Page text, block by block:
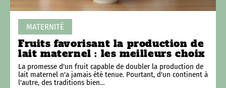
MATERNITÉ
Fruits favorisant la production de
lait maternel : les meilleurs choix
La promesse d'un fruit capable de doubler la production de
lait maternel n'a jamais été tenue. Pourtant, d'un continent à
l'autre, des traditions bien…